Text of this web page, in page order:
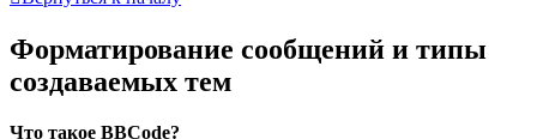
Форматирование сообщений и типы
создаваемых тем
Что такое BBCode?